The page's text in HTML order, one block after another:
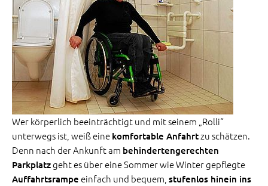
Wer körperlich beeinträchtigt und mit seinem „Rolli“
unterwegs ist, weiß eine komfortable Anfahrtzu schätzen.
Denn nach der Ankunft am behindertengerechten
Parkplatzgeht es über eine Sommer wie Winter gepflegte
Auffahrtsrampe einfach und bequem, stufenlos hinein ins